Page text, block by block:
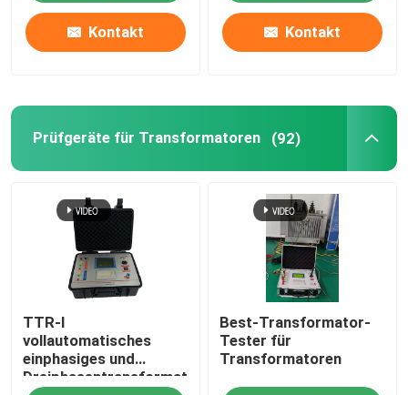
Kontakt Kontakt
Prüfgeräte für Transformatoren (92)
TTR-I
vollautomatisches
einphasiges und
Dreiphasentransformator
Best-Transformator-
Tester für
Transformatoren